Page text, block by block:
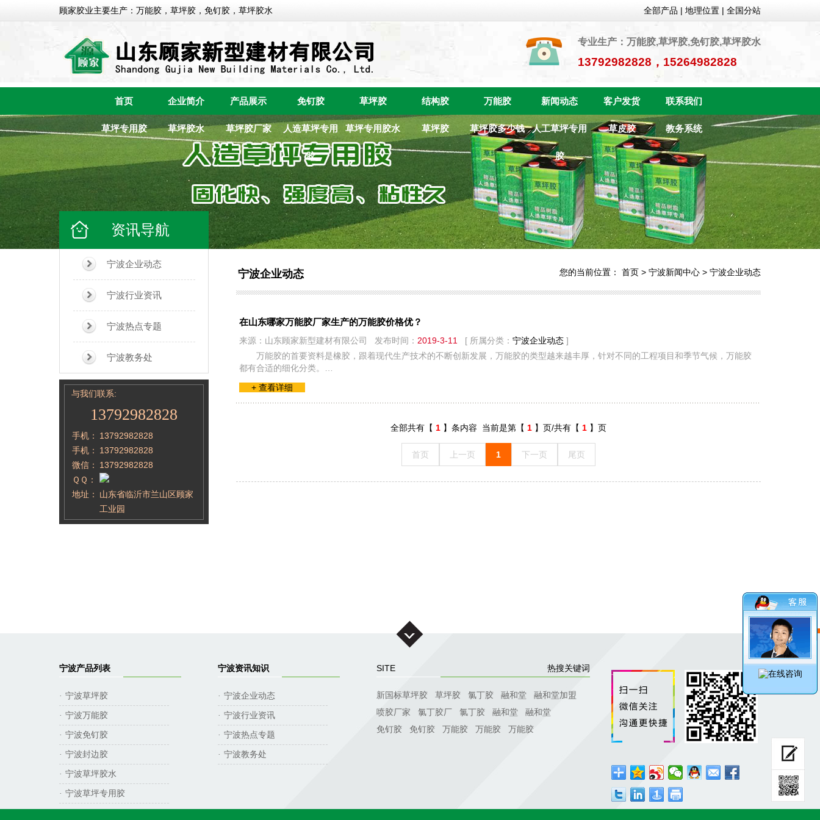
顾家胶业主要生产：万能胶，草坪胶，免钉胶，草坪胶水 全部产品 | 地理位置 | 全国分站
专业生产：万能胶,草坪胶,免钉胶,草坪胶水
13792982828，15264982828
首页 企业简介 产品展示 免钉胶 草坪胶 结构胶 万能胶 新闻动态 客户发货 联系我们
草坪专用胶 草坪胶水 草坪胶厂家 人造草坪专用
胶
草坪专用胶水 草坪胶 草坪胶多少钱 人工草坪专用
胶
草皮胶 教务系统
资讯导航
宁波企业动态
宁波行业资讯
宁波热点专题
宁波教务处
与我们联系:
13792982828
手机：
13792982828
手机：
13792982828
微信：
13792982828
ＱＱ：
地址：
山东省临沂市兰山区顾家
工业园
宁波企业动态 您的当前位置： 首页 > 宁波新闻中心 > 宁波企业动态
在山东哪家万能胶厂家生产的万能胶价格优？
来源：山东顾家新型建材有限公司 发布时间： 2019-3-11 [ 所属分类： 宁波企业动态]
万能胶的首要资料是橡胶，跟着现代生产技术的不断创新发展，万能胶的类型越来越丰厚，针对不同的工程项目和季节气候，万能胶
都有合适的细化分类。…
+ 查看详细
全部共有【 1 】条内容 当前是第【 1 】页/共有【 1 】页
首页 上一页 1 下一页 尾页
宁波产品列表
· 宁波草坪胶
· 宁波万能胶
· 宁波免钉胶
· 宁波封边胶
· 宁波草坪胶水
· 宁波草坪专用胶
宁波资讯知识
· 宁波企业动态
· 宁波行业资讯
· 宁波热点专题
· 宁波教务处
热搜关键词
SITE
新国标草坪胶 草坪胶 氯丁胶 融和堂
融和堂加盟
喷胶厂家
氯丁胶厂 氯丁胶 融和堂
融和堂
免钉胶
免钉胶 万能胶 万能胶 万能胶